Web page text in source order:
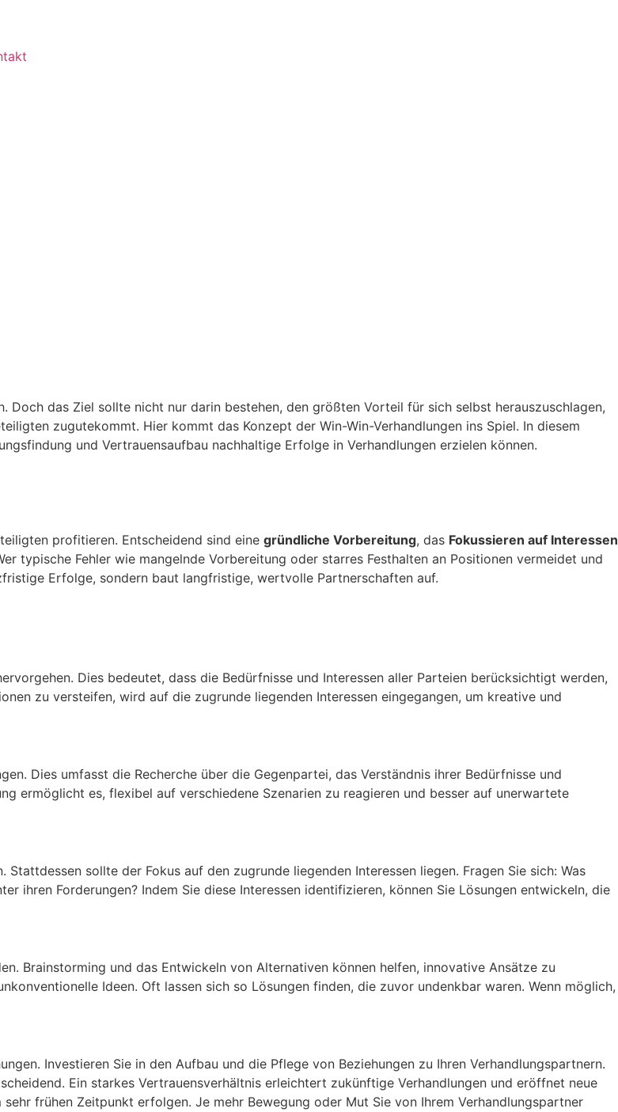
Doch das Ziel sollte nicht nur darin bestehen, den größten Vorteil für sich selbst herauszuschlagen,
zugutekommt. Hier kommt das Konzept der Win-Win-Verhandlungen ins Spiel. In diesem
und Vertrauensaufbau nachhaltige Erfolge in Verhandlungen erzielen können.
profitieren. Entscheidend sind eine gründliche Vorbereitung, das Fokussieren auf Interessen
typische Fehler wie mangelnde Vorbereitung oder starres Festhalten an Positionen vermeidet und
Erfolge, sondern baut langfristige, wertvolle Partnerschaften auf.
Dies bedeutet, dass die Bedürfnisse und Interessen aller Parteien berücksichtigt werden,
zu versteifen, wird auf die zugrunde liegenden Interessen eingegangen, um kreative und
Dies umfasst die Recherche über die Gegenpartei, das Verständnis ihrer Bedürfnisse und
ermöglicht es, flexibel auf verschiedene Szenarien zu reagieren und besser auf unerwartete
sollte der Fokus auf den zugrunde liegenden Interessen liegen. Fragen Sie sich: Was
ihren Forderungen? Indem Sie diese Interessen identifizieren, können Sie Lösungen entwickeln, die
Brainstorming und das Entwickeln von Alternativen können helfen, innovative Ansätze zu
Ideen. Oft lassen sich so Lösungen finden, die zuvor undenkbar waren. Wenn möglich,
Investieren Sie in den Aufbau und die Pflege von Beziehungen zu Ihren Verhandlungspartnern.
Ein starkes Vertrauensverhältnis erleichtert zukünftige Verhandlungen und eröffnet neue
frühen Zeitpunkt erfolgen. Je mehr Bewegung oder Mut Sie von Ihrem Verhandlungspartner